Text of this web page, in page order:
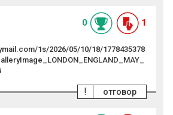
0 1
1s/2026/05/10/18/1778435378
отговор
!